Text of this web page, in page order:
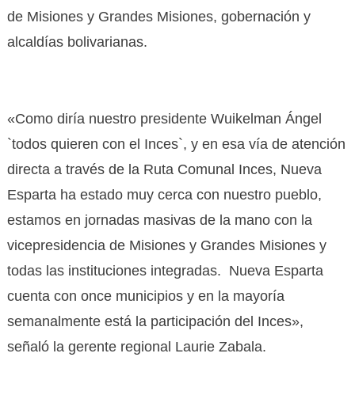
de Misiones y Grandes Misiones, gobernación y
alcaldías bolivarianas.
«Como diría nuestro presidente Wuikelman Ángel
`todos quieren con el Inces`, y en esa vía de atención
directa a través de la Ruta Comunal Inces, Nueva
Esparta ha estado muy cerca con nuestro pueblo,
estamos en jornadas masivas de la mano con la
vicepresidencia de Misiones y Grandes Misiones y
todas las instituciones integradas. Nueva Esparta
cuenta con once municipios y en la mayoría
semanalmente está la participación del Inces»,
señaló la gerente regional Laurie Zabala.